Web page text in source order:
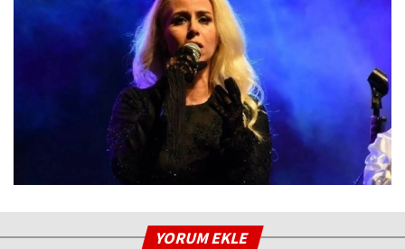
YORUM EKLE